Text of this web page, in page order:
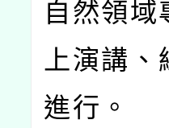
自然領
上演講
進行。